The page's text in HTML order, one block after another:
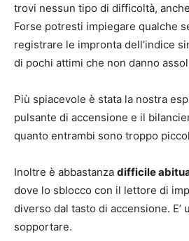
trovi nessun tipo di difficoltà,
Forse potresti impiegare qualche
registrare le impronta dell’indice
di pochi attimi che non danno
Più spiacevole è stata la nostra
pulsante di accensione e il
quanto entrambi sono troppo
Inoltre è abbastanza difficile
dove lo sblocco con il lettore di
diverso dal tasto di accensione. E’
sopportare.